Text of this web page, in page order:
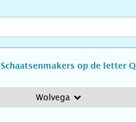
Schaatsenmakers op de letter Q
Wolvega